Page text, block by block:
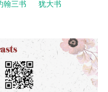
翰三书
犹大书